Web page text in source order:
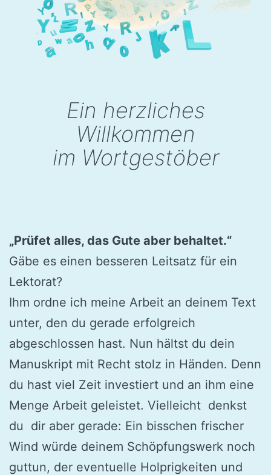
Ein herzliches
Willkommen
im Wortgestöber
„Prüfet alles, das Gute aber behaltet.“
Gäbe es einen besseren Leitsatz für ein
Lektorat?
Ihm ordne ich meine Arbeit an deinem Text
unter, den du gerade erfolgreich
abgeschlossen hast. Nun hältst du dein
Manuskript mit Recht stolz in Händen. Denn
du hast viel Zeit investiert und an ihm eine
Menge Arbeit geleistet. Vielleicht denkst
du dir aber gerade: Ein bisschen frischer
Wind würde deinem Schöpfungswerk noch
guttun, der eventuelle Holprigkeiten und